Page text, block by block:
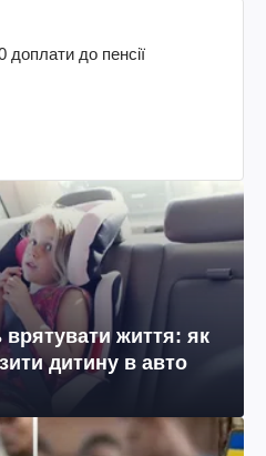
доплати до пенсії
життя: як
дитину в авто